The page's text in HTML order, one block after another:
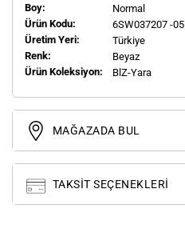
Boy:
Normal
Ürün Kodu:
6SW037207 -05
Üretim Yeri:
Türkiye
Renk:
Beyaz
Ürün Koleksiyon:
BlZ-Yara
MAĞAZADA BUL
TAKSIT SEÇENEKLERI